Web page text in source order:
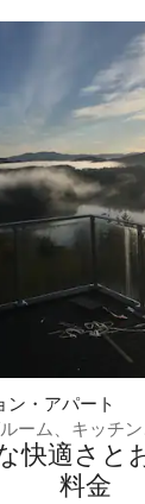
ン・アパート
ーム、キッチ
快⁠適⁠さ⁠と
料⁠金